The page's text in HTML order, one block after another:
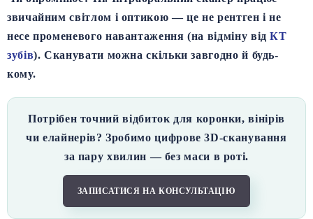
звичайним світлом і оптикою — цене рентген і не
несе променевого навантаження (на відміну відКТ
зубів). Сканувати можна скільки завгодно й будь-
кому.
Потрібен точний відбиток для коронки, вінірів
чи елайнерів? Зробимо цифрове 3D-сканування
за пару хвилин — без маси в роті.
ЗАПИСАТИСЯ НА КОНСУЛЬТАЦІЮ